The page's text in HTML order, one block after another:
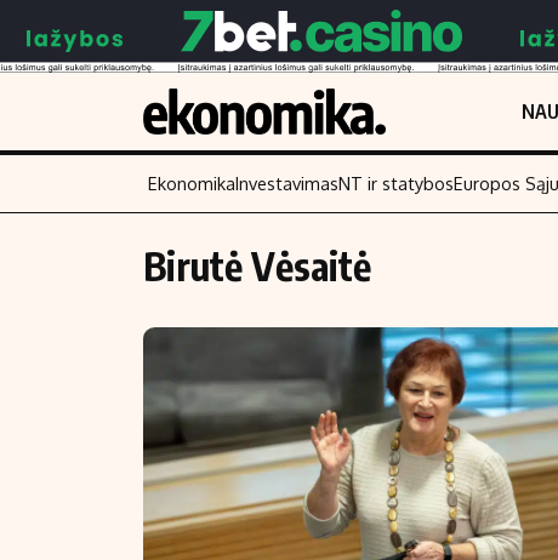
Turinys
Naujienos
Verslas
Energetika
Ekonomika
Politika
Finansai
Įmonės
Žemės ūkis
Technologijos
Laisvalaikis
EkonomikaInvestavimasNT ir statybosEuropos
Birutė Vėsaitė